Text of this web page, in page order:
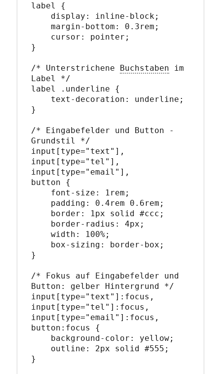
label {
    margin-bottom: 0.3rem;
}
/* Unterstrichene Buchstaben im
Label */
label .underline {
}
/* Eingabefelder und Button -
Grundstil */
input[type="text"],
input[type="tel"],
input[type="email"],
button {
    width: 100%;
}
/* Fokus auf Eingabefelder und
Button: gelber Hintergrund */
input[type="text"]:focus,
input[type="tel"]:focus,
input[type="email"]:focus,
button:focus {
}